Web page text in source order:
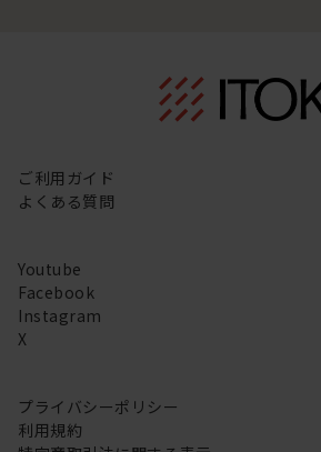
ご利用ガイド
よくある質問
Youtube
Facebook
Instagram
X
プライバシーポリシー
利用規約